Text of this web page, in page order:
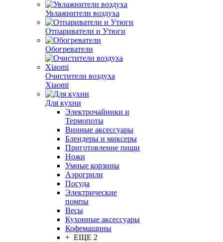
Увлажнители воздуха
Отпариватели и Утюги
Обогреватели
Очистители воздуха
Xiaomi
Для кухни
Электрочайники и
Термопоты
Винные аксессуары
Блендеры и миксеры
Приготовление пищи
Ножи
Умные корзины
Аэрогрили
Посуда
Электрические
помпы
Весы
Кухонные аксессуары
Кофемашины
+ ЕЩЕ 2